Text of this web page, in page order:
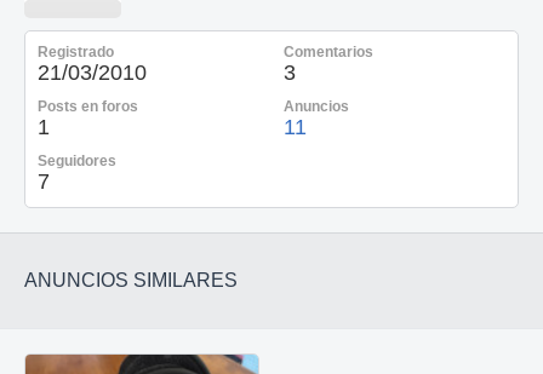
Registrado
21/03/2010
Comentarios
3
Posts en foros
1
Anuncios
11
Seguidores
7
ANUNCIOS SIMILARES